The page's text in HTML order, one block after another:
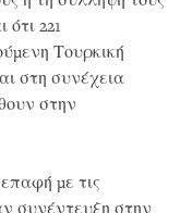
221
Τουρκική
στη συνέχεια
στην
με τις